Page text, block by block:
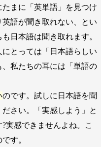
まに「英単語」を見つけ
語が聞き取れない、とい
日本語は聞き取れます。
とっては「日本語らしい
私たちの耳には「単語の
のです。試しに日本語を聞
さい。「実感しよう」と
実感できませんよね。こ
す。